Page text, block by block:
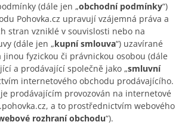
(dále jen „obchodní podmínky“)
Pohovka.cz upravují vzájemná práva a
stran vzniklé v souvislosti nebo na
(dále jen „kupní smlouva“) uzavírané
fyzickou či právnickou osobou (dále
a prodávající společně jako „smluvní
internetového obchodu prodávajícího.
prodávajícím provozován na internetové
a to prostřednictvím webového
rozhraní obchodu“).